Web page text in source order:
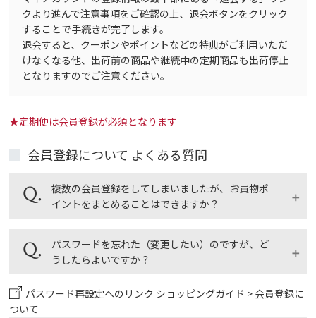
クより進んで注意事項をご確認の上、退会ボタンをクリック
することで手続きが完了します。
退会すると、クーポンやポイントなどの特典がご利用いただ
けなくなる他、出荷前の商品や継続中の定期商品も出荷停止
となりますのでご注意ください。
★定期便は会員登録が必須となります
会員登録について よくある質問
複数の会員登録をしてしまいましたが、お買物ポ
イントをまとめることはできますか？
ご希望の会員IDにお買物ポイントをまとめることがで
きます。 利用されていた会員IDすべてと、今後使いた
い。ご本人様確認のためのお名前、電話番号、メール
パスワードを忘れた（変更したい）のですが、ど
うしたらよいですか？
マイアカウントで「パスワードを忘れた方はこちら」
パスワード再設定へのリンク ショッピングガイド > 会員登録に
ついて